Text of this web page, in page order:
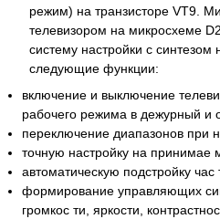
режим) на транзисторе VT9.
телевизором на микросхеме
систему настройки с
следующие функции:
включение и выключение
рабочего режима в дежурный и
переключение диапазонов при
точную настройку на принимае
автоматическую подстройку
формирование управляющих
громкос ти, яркости,